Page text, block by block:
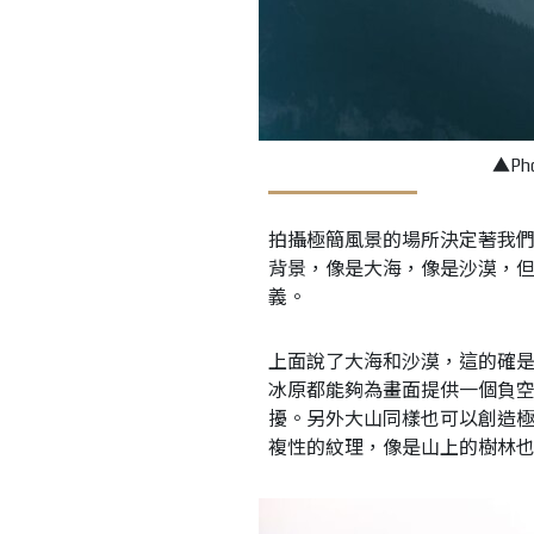
拍攝極簡風景的場所決定著我
背景，像是大海，像是沙漠，
義。
上面說了大海和沙漠，這的確
冰原都能夠為畫面提供一個負
擾。另外大山同樣也可以創造
複性的紋理，像是山上的樹林